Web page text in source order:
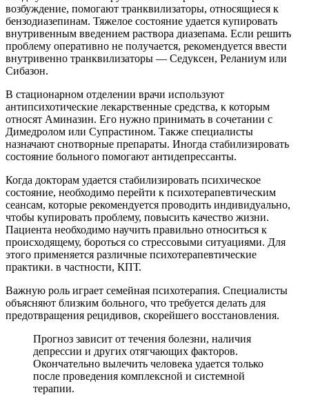
возбуждение, помогают транквилизаторы, относящиеся к
бензодиазепинам. Тяжелое состояние удается купировать
внутривенным введением раствора диазепама. Если решить
проблему оперативно не получается, рекомендуется ввести
внутривенно транквилизаторы — Седуксен, Реланиум или
Сибазон.
В стационарном отделении врачи используют
антипсихотические лекарственные средства, к которым
относят Аминазин. Его нужно принимать в сочетании с
Димедролом или Супрастином. Также специалисты
назначают снотворные препараты. Иногда стабилизировать
состояние больного помогают антидепрессанты.
Когда докторам удается стабилизировать психическое
состояние, необходимо перейти к психотерапевтическим
сеансам, которые рекомендуется проводить индивидуально,
чтобы купировать проблему, повысить качество жизни.
Пациента необходимо научить правильно относиться к
происходящему, бороться со стрессовыми ситуациями. Для
этого применяется различные психотерапевтические
практики. в частности, КПТ.
Важную роль играет семейная психотерапия. Специалисты
объясняют близким больного, что требуется делать для
предотвращения рецидивов, скорейшего восстановления.
Прогноз зависит от течения болезни, наличия
депрессии и других отягчающих факторов.
Окончательно вылечить человека удается только
после проведения комплексной и системной
терапии.